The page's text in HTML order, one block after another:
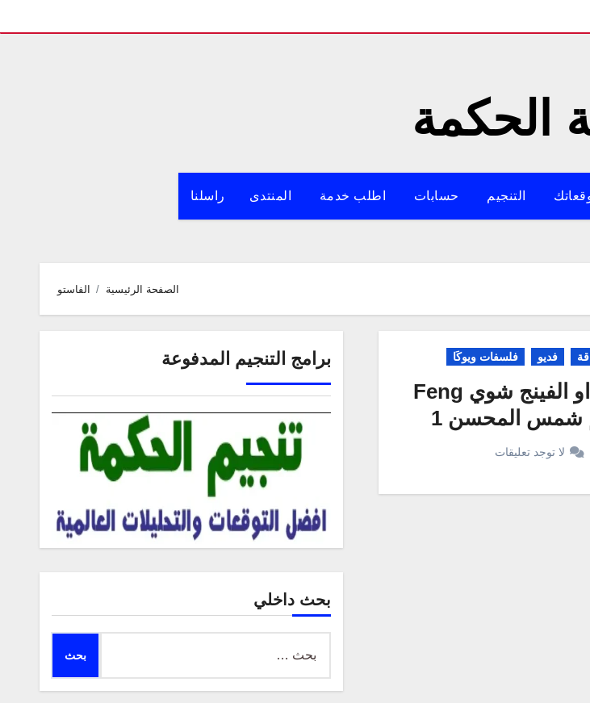
الحكمة
التنجيم حسابات اطلب خدمة المنتدى راسلنا
الصفحة الرئيسية الفاستو
فديو فلسفات ويوكَا
الفنغ شوي او الفينج شوي Feng
لا توجد تعليقات
برامج التنجيم المدفوعة
بحث داخلي
عن: